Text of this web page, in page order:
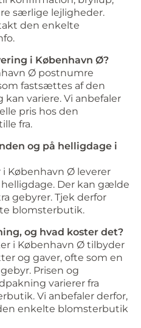
særlige lejligheder.
den enkelte
i København Ø?
Ø postnumre
fastsættes af den
variere. Vi anbefaler
pris hos den
fra.
og på helligdage i
København Ø leverer
Der kan gælde
gebyrer. Tjek derfor
blomsterbutik.
og hvad koster det?
i København Ø tilbyder
og gaver, ofte som en
Prisen og
varierer fra
Vi anbefaler derfor,
enkelte blomsterbutik